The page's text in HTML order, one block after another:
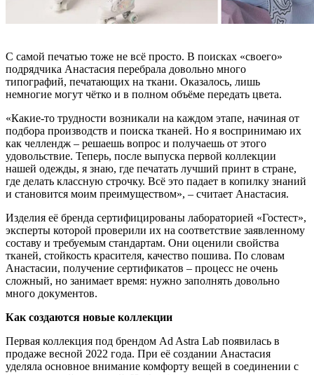
С самой печатью тоже не всё просто. В поисках «своего»
подрядчика Анастасия перебрала довольно много
типографий, печатающих на ткани. Оказалось, лишь
немногие могут чётко и в полном объёме передать цвета.
«Какие-то трудности возникали на каждом этапе, начиная от
подбора производств и поиска тканей. Но я воспринимаю их
как челлендж – решаешь вопрос и получаешь от этого
удовольствие. Теперь, после выпуска первой коллекции
нашей одежды, я знаю, где печатать лучший принт в стране,
где делать классную строчку. Всё это падает в копилку знаний
и становится моим преимуществом», – считает Анастасия.
Изделия её бренда сертифицированы лабораторией «Гостест»,
эксперты которой проверили их на соответствие заявленному
составу и требуемым стандартам. Они оценили свойства
тканей, стойкость красителя, качество пошива. По словам
Анастасии, получение сертификатов – процесс не очень
сложный, но занимает время: нужно заполнять довольно
много документов.
Как создаются новые коллекции
Первая коллекция под брендом Ad Astra Lab появилась в
продаже весной 2022 года. При её создании Анастасия
уделяла основное внимание комфорту вещей в соединении с